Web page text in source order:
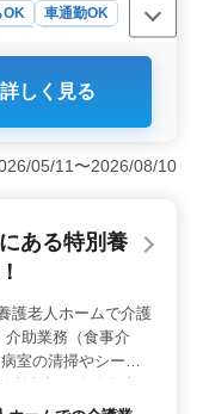
OK
車通勤OK
網白里市のヘル
しています。大網
務を通じて地域
験を活かし、新
待ちしていま
は居宅への訪
服薬の支援、書
ょう。 ＜ポイン
ているほか、シ
す。またマイカー
。アクセスの良
ます。
詳しく見る
05/11〜2026/08/10
ある特別養
護老人ホームで介護
助業務（食事介
室の清掃やシーツ
体機能の維持・回